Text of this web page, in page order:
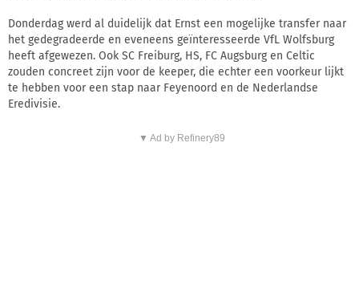
Donderdag werd al duidelijk dat Ernst een mogelijke transfer naar
het gedegradeerde en eveneens geïnteresseerde VfL Wolfsburg
heeft afgewezen. Ook SC Freiburg, HS, FC Augsburg en Celtic
zouden concreet zijn voor de keeper, die echter een voorkeur lijkt
te hebben voor een stap naar Feyenoord en de Nederlandse
Eredivisie.
▼ Ad by Refinery89